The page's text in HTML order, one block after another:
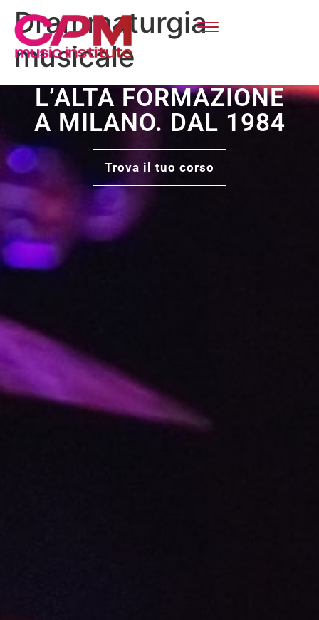
Drammaturgia
musicale
L’ALTA FORMAZIONE
A MILANO. DAL 1984
Trova il tuo corso